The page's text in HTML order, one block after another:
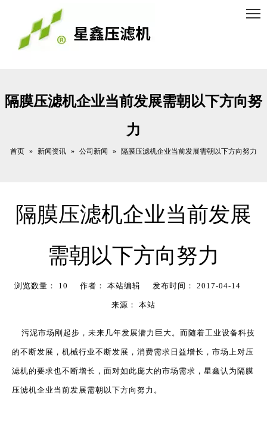
隔膜压滤机企业当前发展需朝以下方向努
力
首页 » 新闻资讯 » 公司新闻 » 隔膜压滤机企业当前发展需朝以下方向努力
隔膜压滤机企业当前发展
需朝以下方向努力
浏览数量： 10 作者： 本站编辑 发布时间： 2017-04-14
来源： 本站
["wechat","weibo","qzone","douban","email"]
污泥市场刚起步，未来几年发展潜力巨大。而随着工业设备科技
的不断发展，机械行业不断发展，消费需求日益增长，市场上对压
滤机的要求也不断增长，面对如此庞大的市场需求，星鑫认为 隔膜
压滤机企业当前发展需朝以下方向努力。